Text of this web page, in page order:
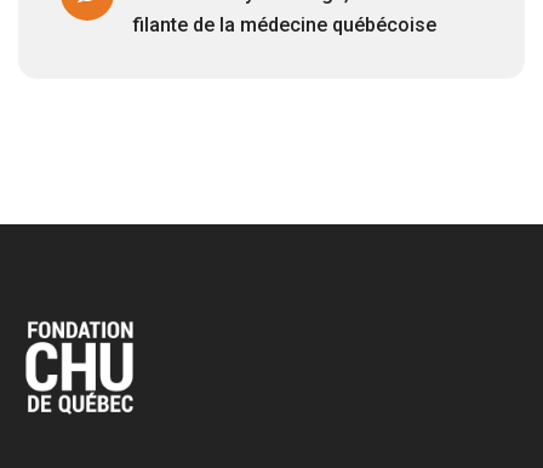
filante de la médecine québécoise